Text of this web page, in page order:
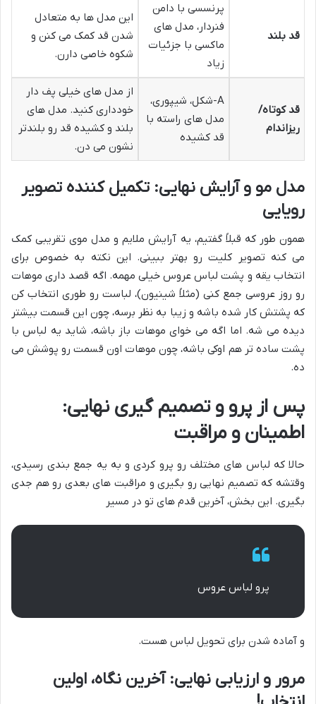
قد بلند
پرنسسی با دامن
فنردار، مدل های
ماکسی با جزئیات
زیاد
این مدل ها به متعادل
شدن قد کمک می کنن و
شکوه خاصی دارن.
قد کوتاه/
ریزاندام
A-شکل، شیپوری،
مدل های راسته با
قد کشیده
از مدل های خیلی پف دار
خودداری کنید. مدل های
بلند و کشیده قد رو بلندتر
نشون می دن.
مدل مو و آرایش نهایی: تکمیل کننده تصویر
رویایی
همون طور که قبلاً گفتیم، یه آرایش ملایم و مدل موی تقریبی کمک
می کنه تصویر کلیت رو بهتر ببینی. این نکته به خصوص برای
انتخاب یقه و پشت لباس عروس خیلی مهمه. اگه قصد داری موهات
رو روز عروسی جمع کنی (مثلاً شینیون)، لباست رو طوری انتخاب کن
که پشتش کار شده باشه و زیبا به نظر برسه، چون این قسمت بیشتر
دیده می شه. اما اگه می خوای موهات باز باشه، شاید یه لباس با
پشت ساده تر هم اوکی باشه، چون موهات اون قسمت رو پوشش می
ده.
پس از پرو و تصمیم گیری نهایی:
اطمینان و مراقبت
حالا که لباس های مختلف رو پرو کردی و به یه جمع بندی رسیدی،
وقتشه که تصمیم نهایی رو بگیری و مراقبت های بعدی رو هم جدی
بگیری. این بخش، آخرین قدم های تو در مسیر
پرو لباس عروس
و آماده شدن برای تحویل لباس هست.
مرور و ارزیابی نهایی: آخرین نگاه، اولین